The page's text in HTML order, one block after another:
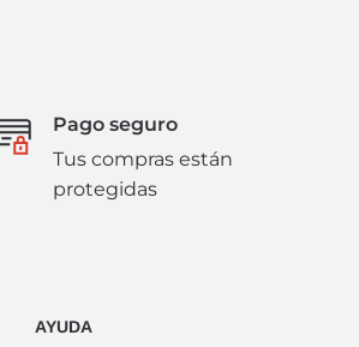
Pago seguro
Tus compras están
protegidas
AYUDA